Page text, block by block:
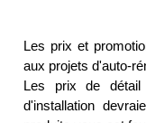
Les prix et
aux projets d'auto-
Les prix de
d'installation